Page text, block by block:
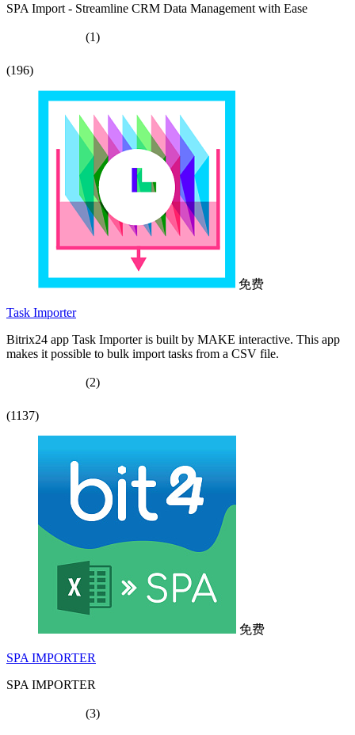
SPA Import - Streamline CRM Data Management with Ease
(1)
(196)
免费
Task Importer
Bitrix24 app Task Importer is built by MAKE interactive. This app
makes it possible to bulk import tasks from a CSV file.
(2)
(1137)
免费
SPA IMPORTER
SPA IMPORTER
(3)